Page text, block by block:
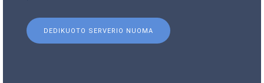
DEDIKUOTO SERVERIO NUOMA